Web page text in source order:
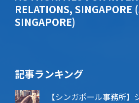
RELATIONS, SINGAPORE
SINGAPORE)
記事ランキング
【シンガポール事務所